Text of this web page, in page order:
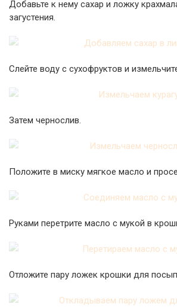
Добавьте к нему сахар и ложку
загустения.
Слейте воду с сухофруктов и
Затем чернослив.
Положите в миску мягкое масло и
Руками перетрите масло с мукой в
Отложите пару ложек крошки для